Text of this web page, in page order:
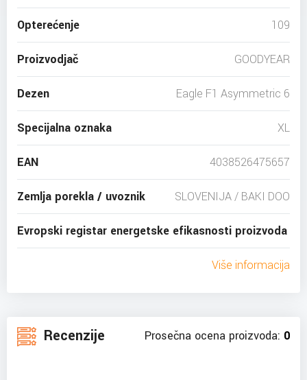
Opterećenje 109
Proizvodjač GOODYEAR
Dezen Eagle F1 Asymmetric 6
Specijalna oznaka XL
EAN 4038526475657
Zemlja porekla / uvoznik SLOVENIJA / BAKI DOO
Evropski registar energetske efikasnosti proizvoda
Više informacija
Recenzije Prosečna ocena proizvoda: 0